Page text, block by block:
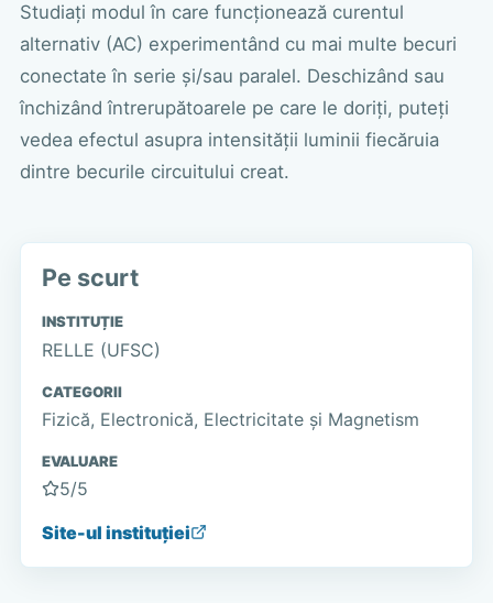
Studiați modul în care funcționează curentul
alternativ (AC) experimentând cu mai multe becuri
conectate în serie și/sau paralel. Deschizând sau
închizând întrerupătoarele pe care le doriți, puteți
vedea efectul asupra intensității luminii fiecăruia
dintre becurile circuitului creat.
Pe scurt
INSTITUȚIE
RELLE (UFSC)
CATEGORII
Fizică, Electronică, Electricitate și Magnetism
EVALUARE
5/5
Site-ul instituției